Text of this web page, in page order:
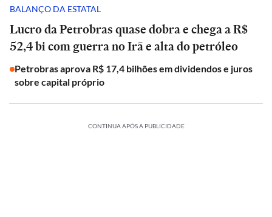
BALANÇO DA ESTATAL
Lucro da Petrobras quase dobra e chega a R$
52,4 bi com guerra no Irã e alta do petróleo
Petrobras aprova R$ 17,4 bilhões em dividendos e juros
sobre capital próprio
CONTINUA APÓS A PUBLICIDADE